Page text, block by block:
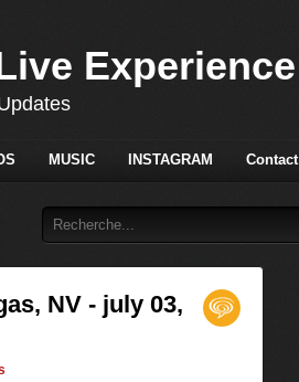
Experience
MUSIC INSTAGRAM Contact
NV - july 03,